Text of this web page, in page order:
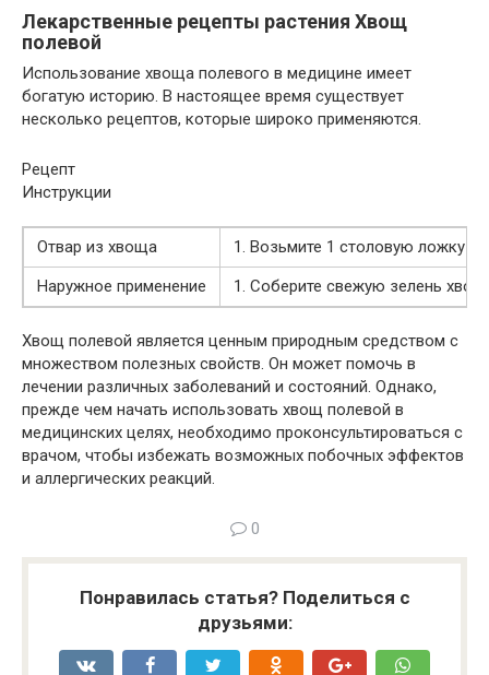
Лекарственные рецепты растения Хвощ
полевой
Использование хвоща полевого в медицине имеет
богатую историю. В настоящее время существует
несколько рецептов, которые широко применяются.
Рецепт
Инструкции
Отвар из хвоща
1. Возьмите 1 столовую ложку
Наружное применение
1. Соберите свежую зелень
Хвощ полевой является ценным природным средством с
множеством полезных свойств. Он может помочь в
лечении различных заболеваний и состояний. Однако,
прежде чем начать использовать хвощ полевой в
медицинских целях, необходимо проконсультироваться с
врачом, чтобы избежать возможных побочных эффектов
и аллергических реакций.
0
Понравилась статья? Поделиться с
друзьями: